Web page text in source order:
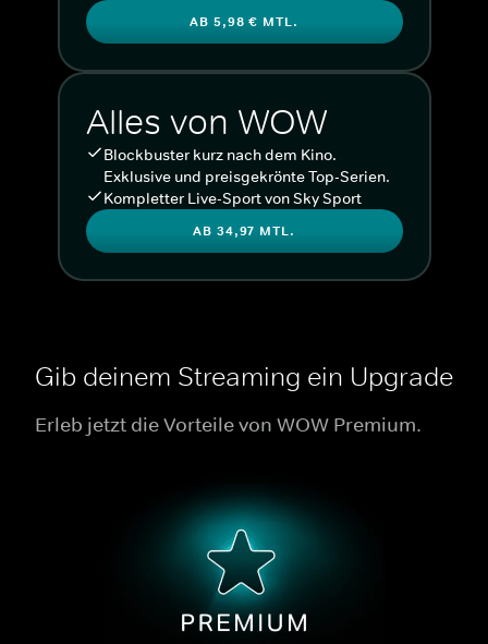
AB 5,98 € MTL.
Alles von WOW
Blockbuster kurz nach dem Kino.
Exklusive und preisgekrönte Top-Serien.
Kompletter Live-Sport von Sky Sport
AB 34,97 MTL.
Gib deinem Streaming ein Upgrade
Erleb jetzt die Vorteile von WOW Premium.